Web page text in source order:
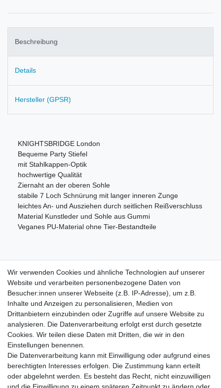
Beschreibung
Details
Hersteller (GPSR)
KNIGHTSBRIDGE London
Bequeme Party Stiefel
mit Stahlkappen-Optik
hochwertige Qualität
Ziernaht an der oberen Sohle
stabile 7 Loch Schnürung mit langer inneren Zunge
leichtes An- und Ausziehen durch seitlichen Reißverschluss
Material Kunstleder und Sohle aus Gummi
Veganes PU-Material ohne Tier-Bestandteile
Information
Versand mit DHL weltweit
Kostenloser Versand ab 40 €
Lieferung an Paketstation
14 Tage Rückgaberecht
Wichtiges
Datenschutz
Impressum
Kontakt
AGB
Wir verwenden Cookies und ähnliche Technologien auf unserer
Website und verarbeiten personenbezogene Daten von
Besucher:innen unserer Webseite (z.B. IP-Adresse), um z.B.
Inhalte und Anzeigen zu personalisieren, Medien von
Drittanbietern einzubinden oder Zugriffe auf unsere Website zu
analysieren. Die Datenverarbeitung erfolgt erst durch gesetzte
Cookies. Wir teilen diese Daten mit Dritten, die wir in den
Einstellungen benennen.
Die Datenverarbeitung kann mit Einwilligung oder aufgrund eines
berechtigten Interesses erfolgen. Die Zustimmung kann erteilt
oder abgelehnt werden. Es besteht das Recht, nicht einzuwilligen